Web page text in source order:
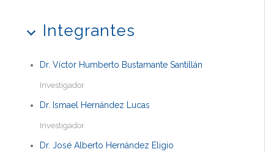
Integrantes
Dr. Víctor Humberto Bustamante Santillán
Investigador
Dr. Ismael Hernández Lucas
Investigador
Dr. José Alberto Hernández Eligio